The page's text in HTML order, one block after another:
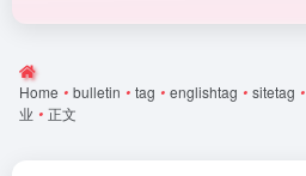
Home • bulletin • tag • englishtag • sitetag •
业 • 正文